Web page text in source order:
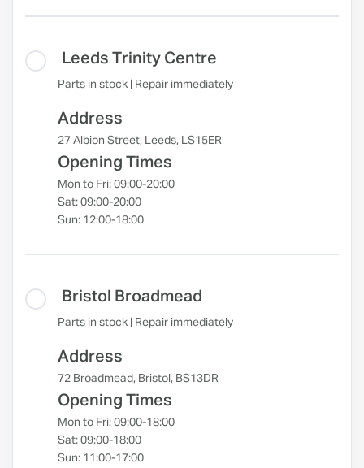
Leeds Trinity Centre
Parts in stock | Repair immediately
Address
27 Albion Street, Leeds, LS15ER
Opening Times
Mon to Fri: 09:00-20:00
Sat: 09:00-20:00
Sun: 12:00-18:00
Bristol Broadmead
Parts in stock | Repair immediately
Address
72 Broadmead, Bristol, BS13DR
Opening Times
Mon to Fri: 09:00-18:00
Sat: 09:00-18:00
Sun: 11:00-17:00